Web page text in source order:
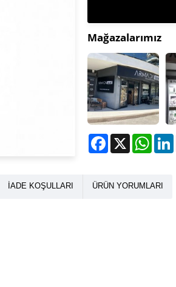
Mağazalarımız
Facebook
X
İADE KOŞULLARI ÜRÜN YORUMLARI